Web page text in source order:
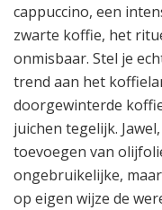
cappuccino, een
zwarte koffie, het
onmisbaar. Stel je
trend aan het
doorgewinterde
juichen tegelijk.
toevoegen van
ongebruikelijke,
op eigen wijze de